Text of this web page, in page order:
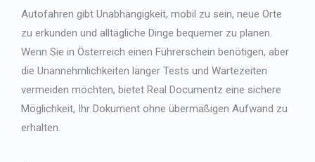
Autofahren gibt Unabhängigkeit, mobil zu sein, neue Orte
zu erkunden und alltägliche Dinge bequemer zu planen.
Wenn Sie in Österreich einen Führerschein benötigen, aber
die Unannehmlichkeiten langer Tests und Wartezeiten
vermeiden möchten, bietet Real Documentz eine sichere
Möglichkeit, Ihr Dokument ohne übermäßigen Aufwand zu
erhalten.
Japanese
Bulgarian
Danish
Swedish